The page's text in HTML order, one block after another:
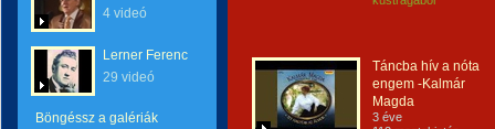
4 videó
Lerner Ferenc
29 videó
Böngéssz a galériák
Táncba hív a nóta
engem -Kalmár
Magda
3 éve